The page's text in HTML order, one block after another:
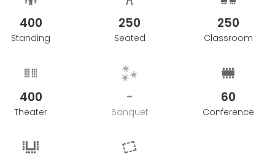
400
Standing
250
Seated
250
Classroom
400
Theater
-
Banquet
60
Conference